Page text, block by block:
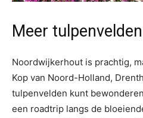
Meer
Noordwijkerhout is prachtig,
Kop van Noord-Holland,
tulpenvelden kunt
een roadtrip langs de